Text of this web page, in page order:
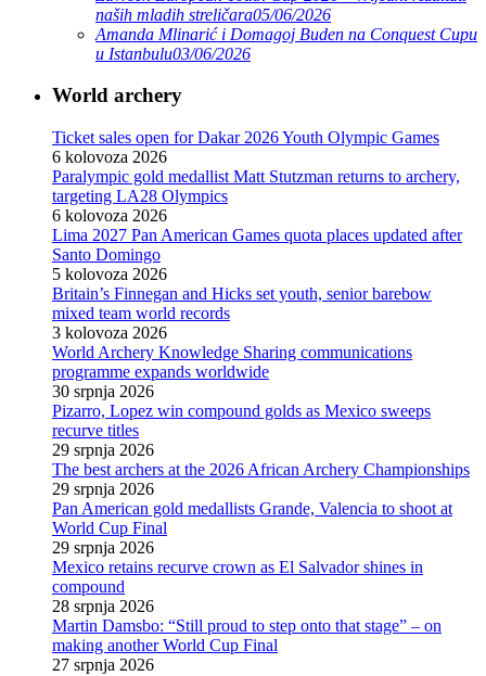
naših mladih streličara05/06/2026
Amanda Mlinarić i Domagoj Buden na Conquest Cupu
u Istanbulu03/06/2026
World archery
Ticket sales open for Dakar 2026 Youth Olympic Games
6 kolovoza 2026
Paralympic gold medallist Matt Stutzman returns to archery,
targeting LA28 Olympics
6 kolovoza 2026
Lima 2027 Pan American Games quota places updated after
Santo Domingo
5 kolovoza 2026
Britain’s Finnegan and Hicks set youth, senior barebow
mixed team world records
3 kolovoza 2026
World Archery Knowledge Sharing communications
programme expands worldwide
30 srpnja 2026
Pizarro, Lopez win compound golds as Mexico sweeps
recurve titles
29 srpnja 2026
The best archers at the 2026 African Archery Championships
29 srpnja 2026
Pan American gold medallists Grande, Valencia to shoot at
World Cup Final
29 srpnja 2026
Mexico retains recurve crown as El Salvador shines in
compound
28 srpnja 2026
Martin Damsbo: “Still proud to step onto that stage” – on
making another World Cup Final
27 srpnja 2026